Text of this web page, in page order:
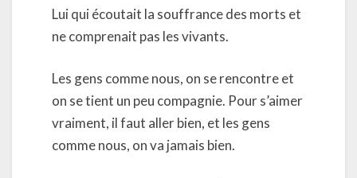
Lui qui écoutait la souffrance des morts et
ne comprenait pas les vivants.
Les gens comme nous, on se rencontre et
on se tient un peu compagnie. Pour s’aimer
vraiment, il faut aller bien, et les gens
comme nous, on va jamais bien.